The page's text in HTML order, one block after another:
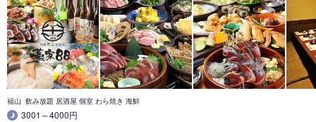
福山 飲み放題 居酒屋 個室 わら焼き 海鮮
3001～4000円